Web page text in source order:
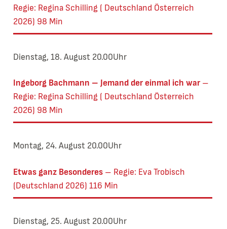
Regie: Regina Schilling ( Deutschland Österreich
2026) 98 Min
Ingeborg Bachmann – Jemand der einmal ich war
Regie: Regina Schilling ( Deutschland Österreich
2026) 98 Min
Dienstag, 18. August 20.00Uhr
Etwas ganz Besonderes
Regie: Eva Trobisch
(Deutschland 2026) 116 Min
Montag, 24. August 20.00Uhr
Dienstag, 25. August 20.00Uhr